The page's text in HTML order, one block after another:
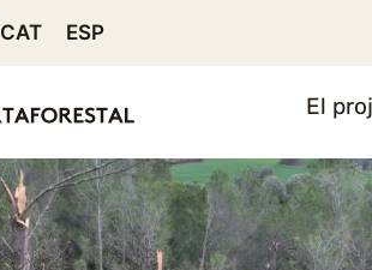
CAT ESP
El